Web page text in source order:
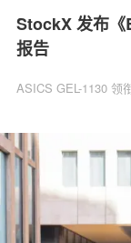
StockX 发布
报告
ASICS GEL-1130 领